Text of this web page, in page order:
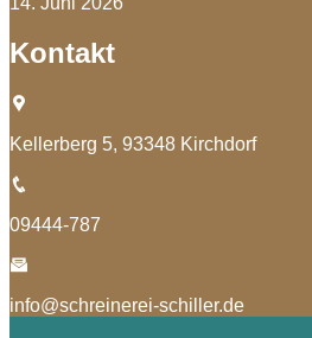
Kontakt
Kellerberg 5, 93348 Kirchdorf
09444-787
info@schreinerei-schiller.de